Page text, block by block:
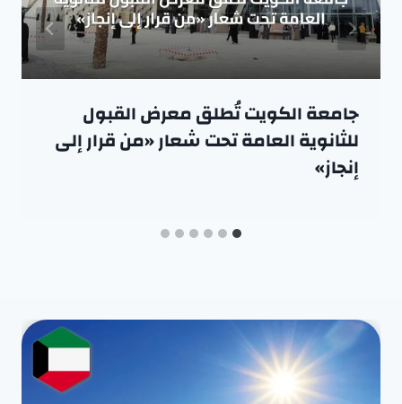
جامعة الكويت تُطلق معرض القبول
للثانوية العامة تحت شعار «من قرار إلى
إنجاز»